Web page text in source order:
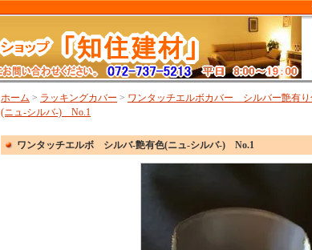
ホーム > ラッキングカバー > ワンタッチエルボカバー シルバー艶有り
(ニュ-シルバ-) No.1
ワンタッチエルボ シルバ-艶有色(ニュ-シルバ-) No.1